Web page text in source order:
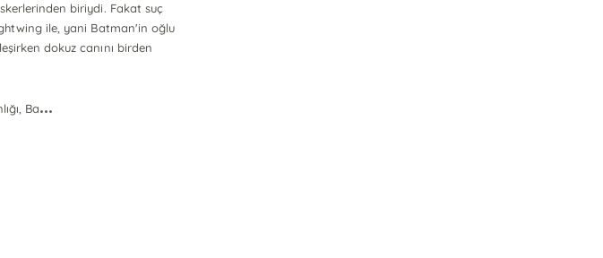
biriydi. Fakat suç
ile, yani Batman'in oğlu
dokuz canını birden
Ba...